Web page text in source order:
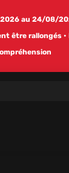
au 24/08/
être rallongés •